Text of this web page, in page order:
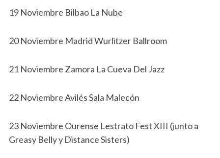
19 Noviembre Bilbao La Nube
20 Noviembre Madrid Wurlitzer Ballroom
21 Noviembre Zamora La Cueva Del Jazz
22 Noviembre Avilés Sala Malecón
23 Noviembre Ourense Lestrato Fest XIII (junto a
Greasy Belly y Distance Sisters)